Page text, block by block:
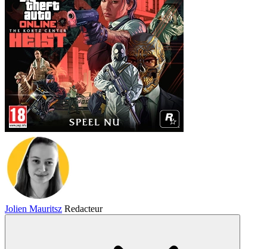
Jolien Mauritsz Redacteur